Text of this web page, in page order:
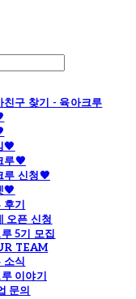
친구 찾기 - 육아크루
🧡
루🧡
루 신청🧡
🧡
기
오픈 신청
5기 모집
TEAM
소식
이야기
문의